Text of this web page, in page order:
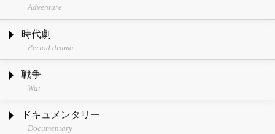
Adventure
時代劇
Period drama
戦争
War
ドキュメンタリー
Documentary